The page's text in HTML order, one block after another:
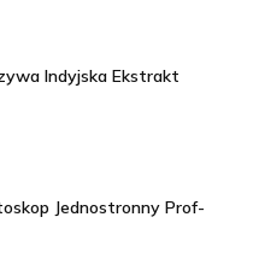
Indyjska Ekstrakt
Jednostronny Prof-